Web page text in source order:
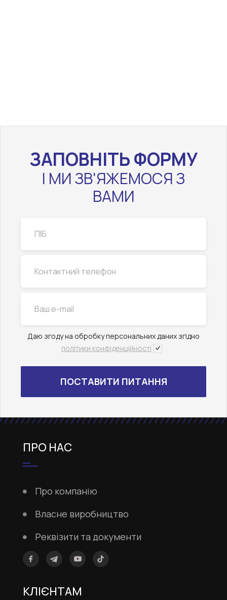
ЗАПОВНІТЬ ФОРМУ
І МИ ЗВ'ЯЖЕМОСЯ З
ВАМИ
Даю згоду на обробку персональних даних згідно
політики конфіденційності
ПРО НАС
Про компанію
Власне виробництво
Реквізити та документи
КЛІЄНТАМ